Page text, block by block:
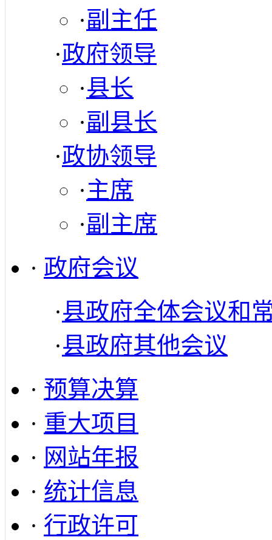
·副主任
·政府领导
·县长
·副县长
·政协领导
·主席
·副主席
· 政府会议
·县政府全体会议和
·县政府其他会议
· 预算决算
· 重大项目
· 网站年报
· 统计信息
· 行政许可